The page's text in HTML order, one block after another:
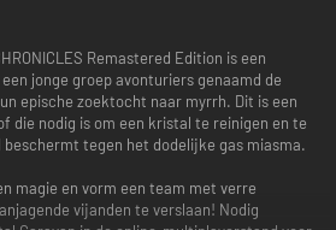
Remastered Edition is een
jonge groep avonturiers genaamd de
epische zoektocht naar myrrh. Dit is een
die nodig is om een kristal te reinigen en te
beschermt tegen het dodelijke gas miasma.
magie en vorm een team met verre
vijanden te verslaan! Nodig